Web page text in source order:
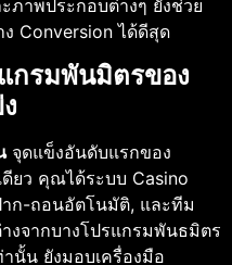
ภาพประกอบต่างๆ ยังช่วย
Conversion ได้ดีสุด
กรมพันมิตรของ
จุดแข็งอันดับแรกของ
ยว คุณได้ระบบ Casino
ก-ถอนอัตโนมัติ, และทีม
จากบางโปรแกรมพันธมิตร
นั้น ยังมอบเครื่องมือ